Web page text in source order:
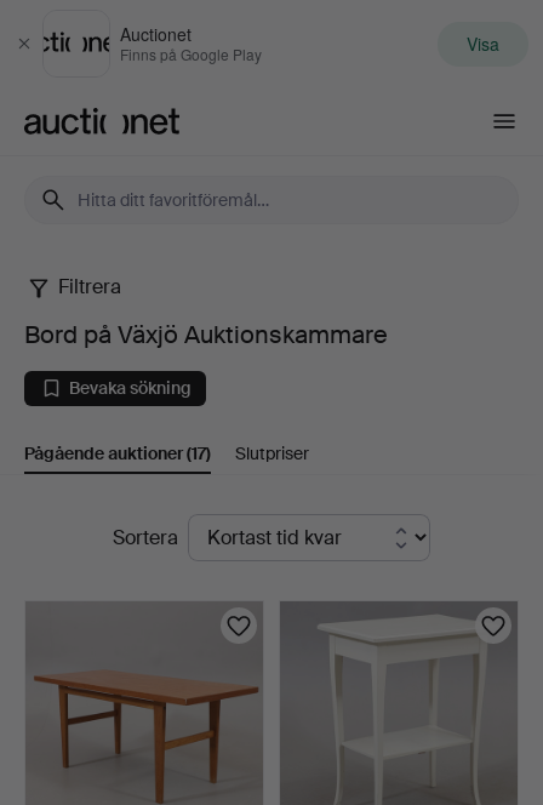
Stäng
Auctionet
Finns på Google Play Visa
Bord
på
Växjö
Auktionskammare
Filtrera
Bord på Växjö Auktionskammare
Bevaka sökning
Pågående auktioner(17) Slutpriser
PågåendeSortera